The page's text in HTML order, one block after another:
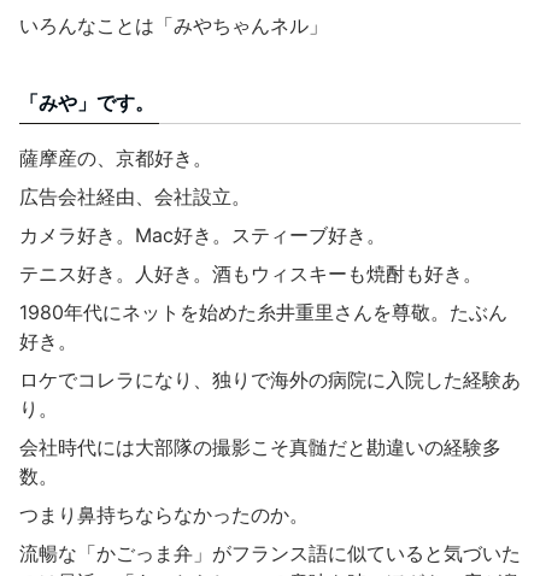
いろんなことは「みやちゃんネル」
「みや」です。
薩摩産の、京都好き。
広告会社経由、会社設立。
カメラ好き。Mac好き。スティーブ好き。
テニス好き。人好き。酒もウィスキーも焼酎も好き。
1980年代にネットを始めた糸井重里さんを尊敬。たぶん
好き。
ロケでコレラになり、独りで海外の病院に入院した経験あ
り。
会社時代には大部隊の撮影こそ真髄だと勘違いの経験多
数。
つまり鼻持ちならなかったのか。
流暢な「かごっま弁」がフランス語に似ていると気づいた